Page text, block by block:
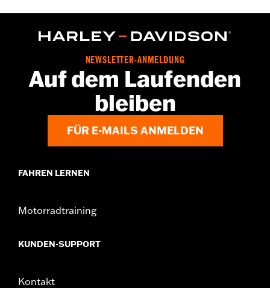
NEWSLETTER-ANMELDUNG
Auf dem Laufenden
bleiben
FÜR E-MAILS ANMELDEN
FAHREN LERNEN
Motorradtraining
KUNDEN-SUPPORT
Kontakt